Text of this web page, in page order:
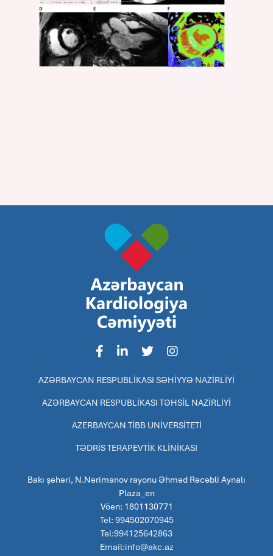
AZƏRBAYCAN RESPUBLİKASI SƏHİYYƏ NAZİRLİYİ
AZƏRBAYCAN RESPUBLİKASI TƏHSİL NAZİRLİYİ
AZERBAYCAN TİBB UNİVERSİTETİ
TƏDRİS TERAPEVTİK KLİNİKASI
Bakı şəhəri, N.Nərimanov rayonu Əhməd Rəcəbli Aynalı
Plaza_en
Vöen: 1801130771
Tel: 994502070945
Tel:994125642863
Email:info@akc.az